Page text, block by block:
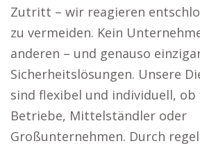
Zutritt – wir reagieren
zu vermeiden. Kein
anderen – und genauso
Sicherheitslösungen. Unsere
sind flexibel und individuell,
Betriebe, Mittelständler oder
Großunternehmen. Durch